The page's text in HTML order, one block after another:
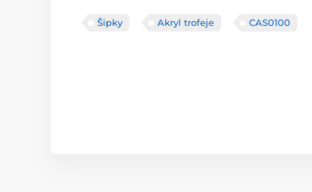
Šipky Akryl trofeje CAS0100